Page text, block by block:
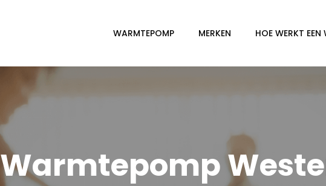
WARMTEPOMP MERKEN HOE WERKT
Warmtepomp